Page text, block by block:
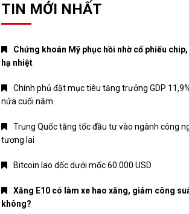
TIN MỚI NHẤT
Chứng khoán Mỹ phục hồi nhờ cổ phiếu
hạ nhiệt
Chính phủ đặt mục tiêu tăng trưởng GDP
nửa cuối năm
Trung Quốc tăng tốc đầu tư vào ngành công
tương lai
Bitcoin lao dốc dưới mốc 60.000 USD
Xăng E10 có làm xe hao xăng, giảm công
không?